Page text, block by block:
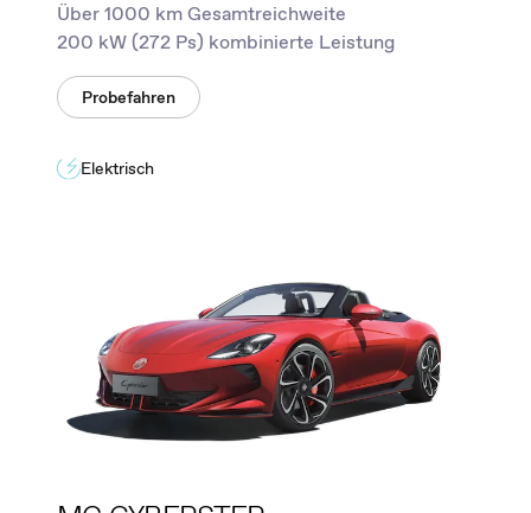
Über 1000 km Gesamtreichweite
200 kW (272 Ps) kombinierte Leistung
Probefahren
Elektrisch